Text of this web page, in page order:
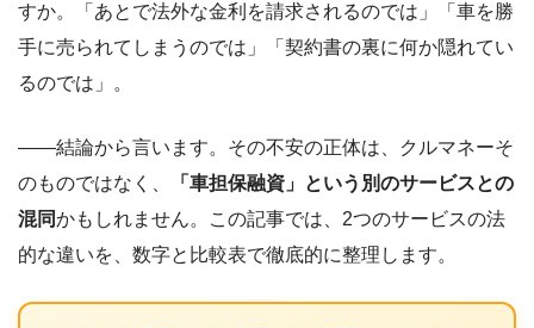
すか。「あとで法外な金利を請求されるのでは」「車を勝
手に売られてしまうのでは」「契約書の裏に何か隠れてい
るのでは」。
――結論から言います。その不安の正体は、クルマネーそ
のものではなく、
「車担保融資」という別のサービスとの
混同かもしれません。この記事では、2つのサービスの法
的な違いを、数字と比較表で徹底的に整理します。